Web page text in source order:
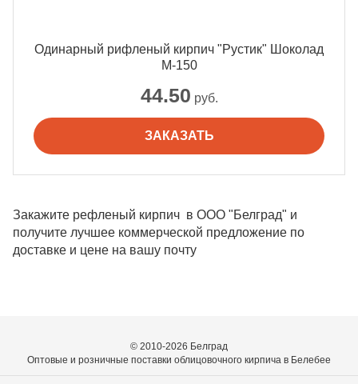
44.50 руб.
ЗАКАЗАТЬ
Одинарный рифленый кирпич "Рустик" Шоколад
М-150
Закажите рефленый кирпич в ООО "Белград" и
получите лучшее коммерческой предложение по
доставке и цене на вашу почту
© 2010-2026 Белград
Оптовые и розничные поставки облицовочного кирпича в Белебее